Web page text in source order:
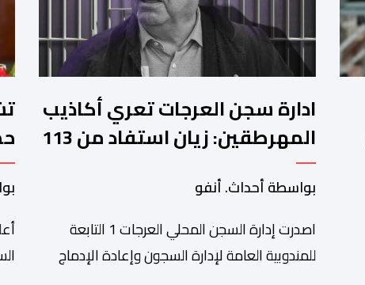
ادارة سجن العرجات تعري أكاذيب
المهرطقين: زيان استفاد من 113
استشارة و50 فحصا طبيا
بواسطة أحداث. أنفو
اصدرت إدارة السجن المحلي العرجات 1 التابعة
للمندوبية العامة لإدارة السجون وإعادة الإدماج